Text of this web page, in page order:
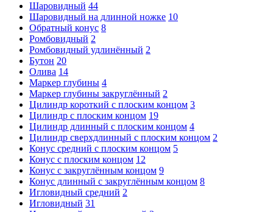
Шаровидный 44
Шаровидный на длинной ножке 10
Обратный конус 8
Ромбовидный 2
Ромбовидный удлинённый 2
Бутон 20
Олива 14
Маркер глубины 4
Маркер глубины закруглённый 2
Цилиндр короткий с плоским концом 3
Цилиндр с плоским концом 19
Цилиндр длинный с плоским концом 4
Цилиндр сверхдлинный с плоским концом 2
Конус средний с плоским концом 5
Конус с плоским концом 12
Конус с закруглённым концом 9
Конус длинный с закруглённым концом 8
Игловидный средний 2
Игловидный 31